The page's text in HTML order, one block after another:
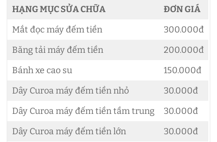
HẠNG MỤC SỬA CHỮA
ĐƠN GIÁ
Mắt đọc máy đếm tiền
300.000đ
Băng tải máy đếm tiền
200.000đ
Bánh xe cao su
150.000đ
Dây Curoa máy đếm tiền nhỏ
30.000đ
Dây Curoa máy đếm tiền tầm trung
30.000đ
Dây Curoa máy đếm tiền lớn
30.000đ